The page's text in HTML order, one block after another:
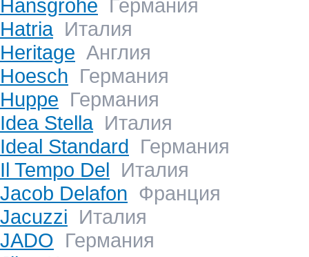
Hansgrohe Германия
HatriaИталия
Heritage Англия
Hoesch Германия
Huppe Германия
Idea StellaИталия
Ideal Standard Германия
Il Tempo Del Италия
Jacob Delafon Франция
Jacuzzi Италия
JADO Германия